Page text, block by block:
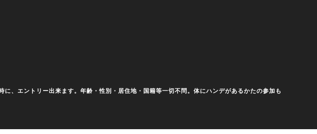
、エントリー出来ます。年齢・性別・居住地・国籍等一切不問。体にハンデがあるかたの参加も